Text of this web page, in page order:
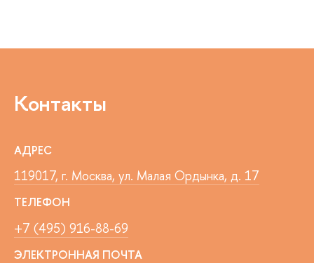
Контакты
АДРЕС
119017, г. Москва, ул. Малая Ордынка, д. 17
ТЕЛЕФОН
+7 (495) 916-88-69
ЭЛЕКТРОННАЯ ПОЧТА